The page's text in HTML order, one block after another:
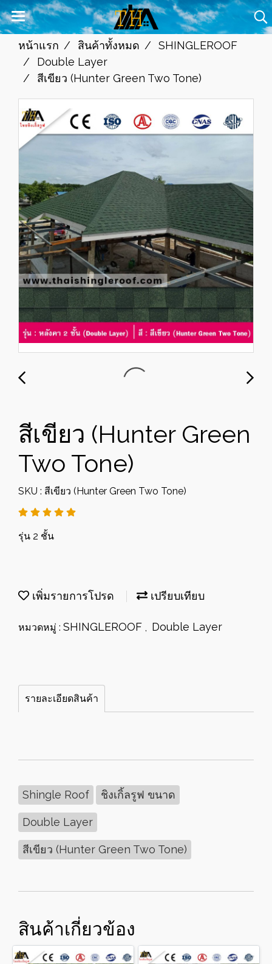
หน้าแรก สินค้าทั้งหมด
SHINGLEROOF
Double Layer
สีเขียว (Hunter Green Two Tone)
สีเขียว (Hunter Green
Two Tone)
SKU : สีเขียว (Hunter Green Two Tone)
รุ่น 2 ชั้น
เพิ่มรายการโปรด เปรียบเทียบ
หมวดหมู่ : SHINGLEROOF , Double Layer
รายละเอียดสินค้า
Shingle Roof ชิงเกิ้ลรูฟ ขนาด
Double Layer
สีเขียว (Hunter Green Two Tone)
สินค้าเกี่ยวข้อง